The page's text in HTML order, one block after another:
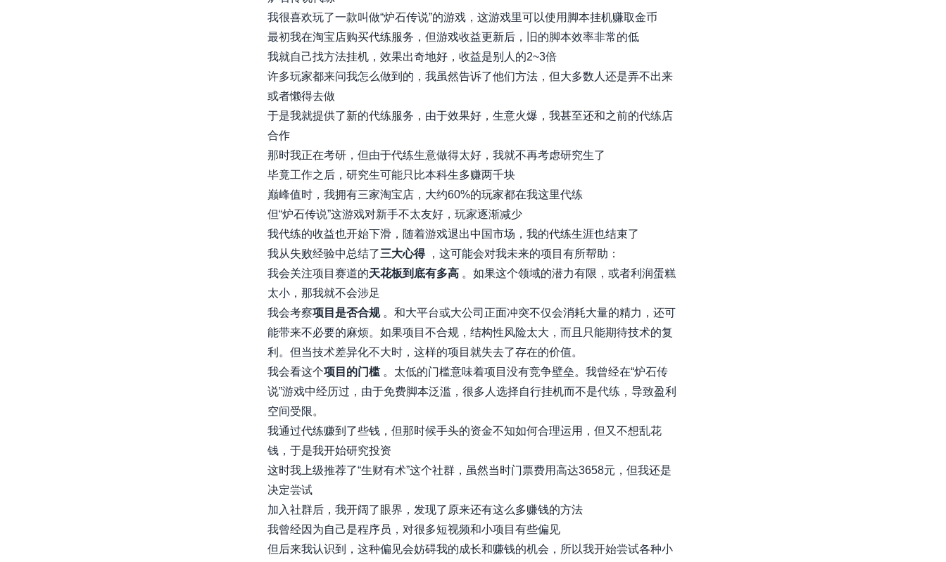
我很喜欢玩了一款叫做“炉石传说”的游戏，这游戏里可以使用脚本挂机赚取金币
最初我在淘宝店购买代练服务，但游戏收益更新后，旧的脚本效率非常的低
我就自己找方法挂机，效果出奇地好，收益是别人的2~3倍
许多玩家都来问我怎么做到的，我虽然告诉了他们方法，但大多数人还是弄不出来
或者懒得去做
于是我就提供了新的代练服务，由于效果好，生意火爆，我甚至还和之前的代练店
合作
那时我正在考研，但由于代练生意做得太好，我就不再考虑研究生了
毕竟工作之后，研究生可能只比本科生多赚两千块
巅峰值时，我拥有三家淘宝店，大约60%的玩家都在我这里代练
但“炉石传说”这游戏对新手不太友好，玩家逐渐减少
我代练的收益也开始下滑，随着游戏退出中国市场，我的代练生涯也结束了
我从失败经验中总结了三大心得，这可能会对我未来的项目有所帮助：
我会关注项目赛道的天花板到底有多高。如果这个领域的潜力有限，或者利润蛋糕
太小，那我就不会涉足
我会考察项目是否合规。和大平台或大公司正面冲突不仅会消耗大量的精力，还可
能带来不必要的麻烦。如果项目不合规，结构性风险太大，而且只能期待技术的复
利。但当技术差异化不大时，这样的项目就失去了存在的价值。
我会看这个项目的门槛。太低的门槛意味着项目没有竞争壁垒。我曾经在“炉石传
说”游戏中经历过，由于免费脚本泛滥，很多人选择自行挂机而不是代练，导致盈利
空间受限。
我通过代练赚到了些钱，但那时候手头的资金不知如何合理运用，但又不想乱花
钱，于是我开始研究投资
这时我上级推荐了“生财有术”这个社群，虽然当时门票费用高达3658元，但我还是
决定尝试
加入社群后，我开阔了眼界，发现了原来还有这么多赚钱的方法
我曾经因为自己是程序员，对很多短视频和小项目有些偏见
但后来我认识到，这种偏见会妨碍我的成长和赚钱的机会，所以我开始尝试各种小